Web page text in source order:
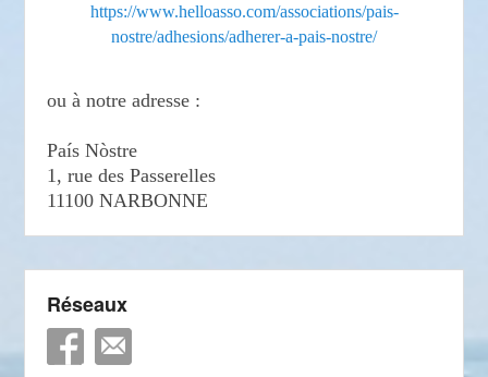
https://www.helloasso.com/associations/pais-
nostre/adhesions/adherer-a-pais-nostre/
ou à notre adresse :
País Nòstre
1, rue des Passerelles
11100 NARBONNE
Réseaux